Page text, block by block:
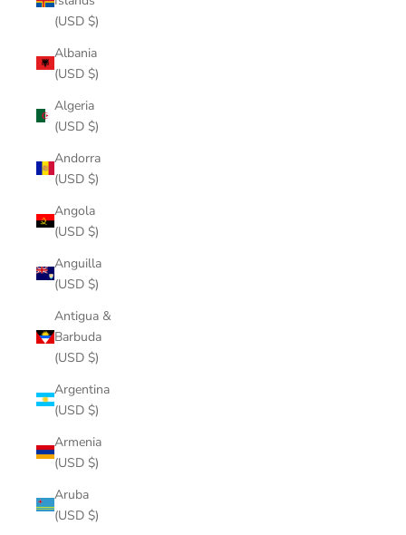
(USD $)
Albania
(USD $)
Algeria
(USD $)
Andorra
(USD $)
Angola
(USD $)
Anguilla
(USD $)
Antigua &
Barbuda
(USD $)
Argentina
(USD $)
Armenia
(USD $)
Aruba
(USD $)